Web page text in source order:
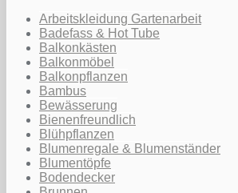
Arbeitskleidung Gartenarbeit
Badefass & Hot Tube
Balkonkästen
Balkonmöbel
Balkonpflanzen
Bambus
Bewässerung
Bienenfreundlich
Blühpflanzen
Blumenregale & Blumenständer
Blumentöpfe
Bodendecker